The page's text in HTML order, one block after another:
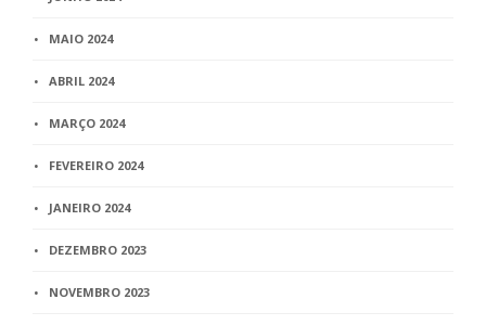
MAIO 2024
ABRIL 2024
MARÇO 2024
FEVEREIRO 2024
JANEIRO 2024
DEZEMBRO 2023
NOVEMBRO 2023